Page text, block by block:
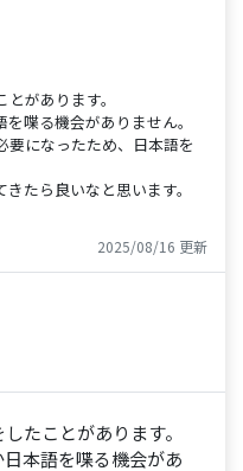
があります。
喋る機会がありません。
要になったため、日本語を
たら良いなと思います。
2025/08/16 更新
たことがあります。
本語を喋る機会があ